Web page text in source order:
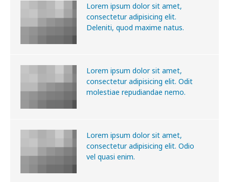
Lorem ipsum dolor sit amet,
consectetur adipisicing elit.
Deleniti, quod maxime natus.
Lorem ipsum dolor sit amet,
consectetur adipisicing elit. Odit
molestiae repudiandae nemo.
Lorem ipsum dolor sit amet,
consectetur adipisicing elit. Odio
vel quasi enim.